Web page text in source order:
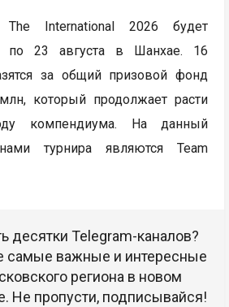
International 2026 будет
по 23 августа в Шанхае. 16
за общий призовой фонд
который продолжает расти
компендиума. На данный
турнира являются Team
десятки Telegram-каналов?
самые важные и интересные
региона в новом
Не пропусти, подписывайся!